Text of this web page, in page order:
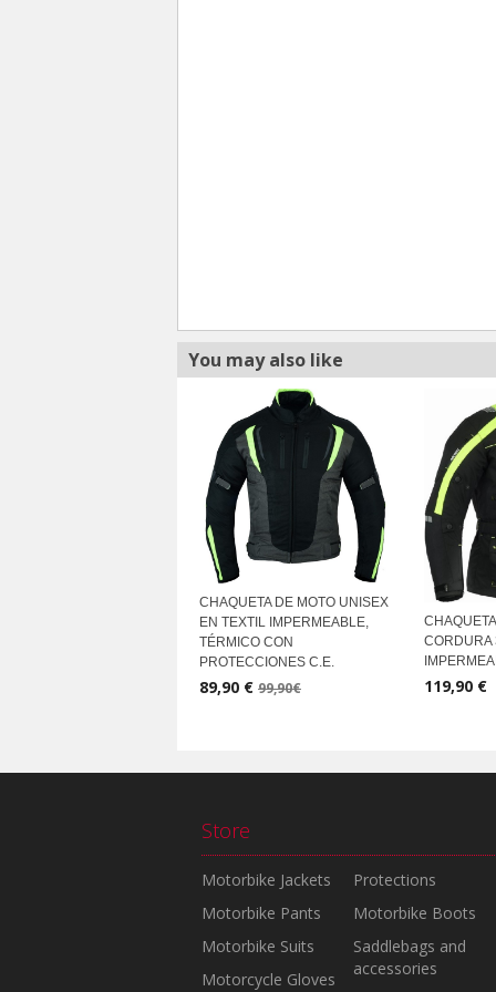
You may also like
CHAQUETA DE MOTO UNISEX
EN TEXTIL IMPERMEABLE,
TÉRMICO CON
PROTECCIONES C.E.
89,90 € 99,90€
CORDURA
119,90 €
Store
Motorbike Jackets
Motorbike Pants
Motorbike Suits
Motorcycle Gloves
Protections
Motorbike Boots
Saddlebags and
accessories